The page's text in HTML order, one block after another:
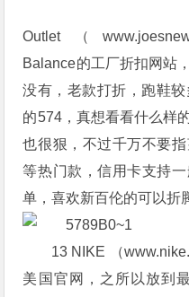
12
Outlet（
Balance的工厂折扣网站
没有，老款打折，跑鞋
的574，真想看看什么样
也很狠，不过千万不要
等热门款，信用卡支持
单，喜欢新百伦的可以折
13 NIKE （
美国官网，之所以放到